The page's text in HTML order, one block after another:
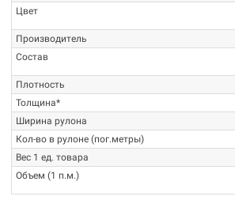
Цвет
Производитель
Состав
Плотность
Толщина*
Ширина рулона
Кол-во в рулоне (пог.метры)
Вес 1 ед. товара
Объем (1 п.м.)